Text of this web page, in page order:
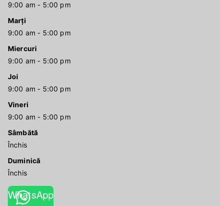
9:00 am - 5:00 pm
Marți
9:00 am - 5:00 pm
Miercuri
9:00 am - 5:00 pm
Joi
9:00 am - 5:00 pm
Vineri
9:00 am - 5:00 pm
Sâmbătă
Închis
Duminică
Închis
WhatsApp